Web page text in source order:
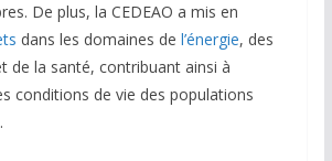
De plus, la CEDEAO a mis en
dans les domaines de l’énergie, des
de la santé, contribuant ainsi à
conditions de vie des populations